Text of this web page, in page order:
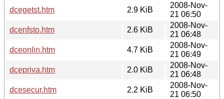
dcegetst.htm
2.9 KiB
2008-Nov-
21 06:50
dcenfsto.htm
2.6 KiB
2008-Nov-
21 06:48
dceonlin.htm
4.7 KiB
2008-Nov-
21 06:49
dcepriva.htm
2.0 KiB
2008-Nov-
21 06:48
dcesecur.htm
2.2 KiB
2008-Nov-
21 06:50